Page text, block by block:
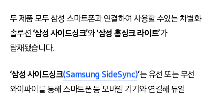
두 제품 모두 삼성 스마트폰과 연결하여 사용할 수있는 차별화
솔루션 ‘삼성 사이드싱크’와‘삼성 홈싱크라이 트’가
탑재됐습니다.
‘삼성 사이드싱크(Samsung SideSync)‘는 유선 또는 무선
와이파이를 통해 스마트폰 등 모바일 기기와 연결해 듀얼